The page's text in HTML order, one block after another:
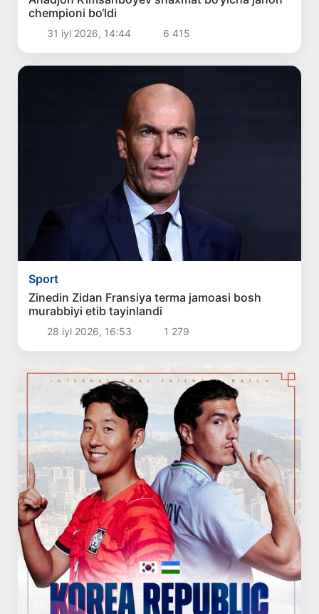
chempioni bo‘ldi
31 iyl 2026, 14:44 6 415
Sport
Zinedin Zidan Fransiya terma jamoasi bosh
murabbiyi etib tayinlandi
28 iyl 2026, 16:53 1 279